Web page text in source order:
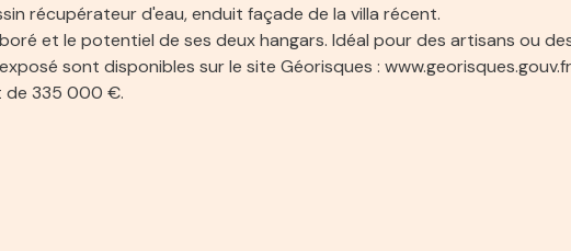
récupérateur d'eau, enduit façade de la villa récent.
et le potentiel de ses deux hangars. Idéal pour des artisans ou
sont disponibles sur le site Géorisques :
de 335 000 €.